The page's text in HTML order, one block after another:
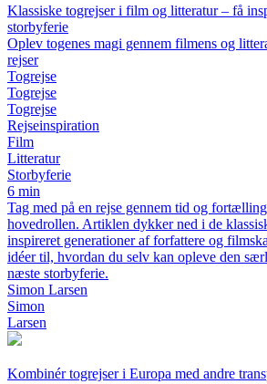
Klassiske togrejser i film og litteratur – få
storbyferie
Oplev togenes magi gennem filmens og
rejser
Togrejse
Togrejse
Togrejse
Rejseinspiration
Film
Litteratur
Storbyferie
6 min
Tag med på en rejse gennem tid og
hovedrollen. Artiklen dykker ned i de
inspireret generationer af forfattere og
idéer til, hvordan du selv kan opleve den
næste storbyferie.
Simon Larsen
Simon
Larsen
Kombinér togrejser i Europa med andre